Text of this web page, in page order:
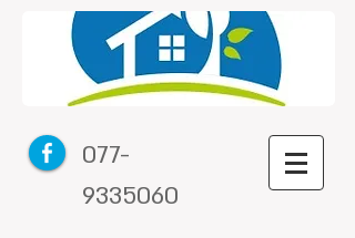
077-
9335060